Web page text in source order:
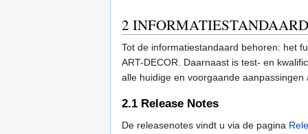
2 INFORMATIESTANDAARD
Tot de informatiestandaard behoren: het
ART-DECOR. Daarnaast is test- en
alle huidige en voorgaande
2.1 Release Notes
De releasenotes vindt u via de pagina